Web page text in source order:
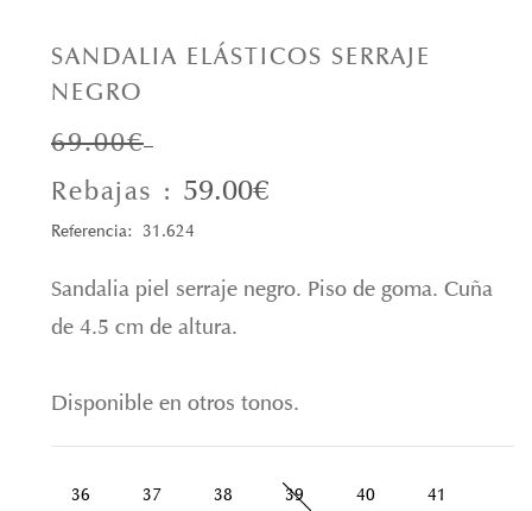
SANDALIA ELÁSTICOS SERRAJE
NEGRO
69.00€
Rebajas : 59.00€
Referencia: 31.624
Sandalia piel serraje negro. Piso de goma. Cuña
de 4.5 cm de altura.
Disponible en otros tonos.
36 37 38 39 40 41